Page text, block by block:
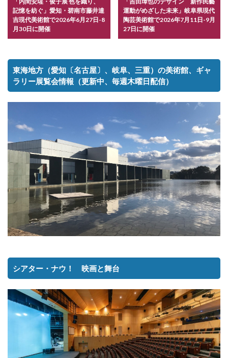
記憶を紡ぐ」愛知・碧南市藤井達
吉現代美術館で2026年6月27日-8
月30日に開催
運動がめざした未来」岐阜県現代
陶芸美術館で2026年7月11日-9月
27日に開催
東海地方（愛知〔名古屋〕、岐阜、三重）の美術館、ギャ
ラリー展覧会情報（更新中、毎週木曜日配信）
シアター・ナウ！ 映画と舞台